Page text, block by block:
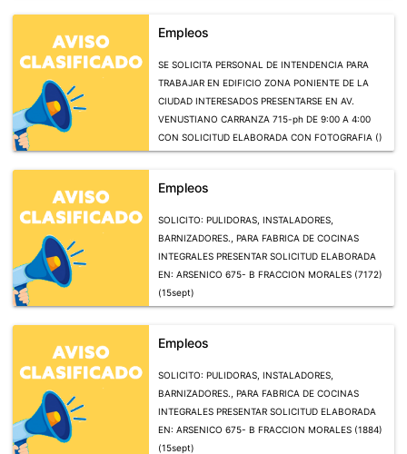
Empleos
SE SOLICITA PERSONAL DE INTENDENCIA PARA
TRABAJAR EN EDIFICIO ZONA PONIENTE DE LA
CIUDAD INTERESADOS PRESENTARSE EN AV.
VENUSTIANO CARRANZA 715-ph DE 9:00 A 4:00
CON SOLICITUD ELABORADA CON FOTOGRAFIA ()
(11 sept)
Empleos
SOLICITO: PULIDORAS, INSTALADORES,
BARNIZADORES., PARA FABRICA DE COCINAS
INTEGRALES PRESENTAR SOLICITUD ELABORADA
EN: ARSENICO 675- B FRACCION MORALES (7172)
(15sept)
Empleos
SOLICITO: PULIDORAS, INSTALADORES,
BARNIZADORES., PARA FABRICA DE COCINAS
INTEGRALES PRESENTAR SOLICITUD ELABORADA
EN: ARSENICO 675- B FRACCION MORALES (1884)
(15sept)